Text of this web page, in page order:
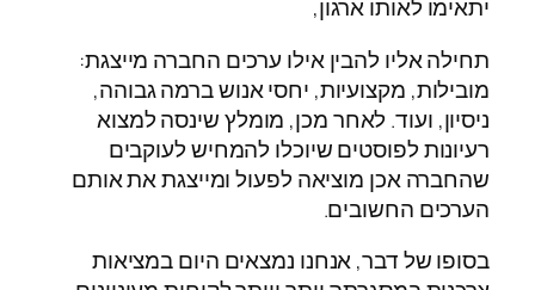
יתאימו לאותו ארגון,
תחילה אליו להבין אילו ערכים החברה מייצגת:
מובילות, מקצועיות, יחסי אנוש ברמה גבוהה,
ניסיון, ועוד. לאחר מכן, מומלץ שינסה למצוא
רעיונות לפוסטים שיוכלו להמחיש לעוקבים
שהחברה אכן מוציאה לפעול ומייצגת את אותם
הערכים החשובים.
בסופו של דבר, אנחנו נמצאים היום במציאות